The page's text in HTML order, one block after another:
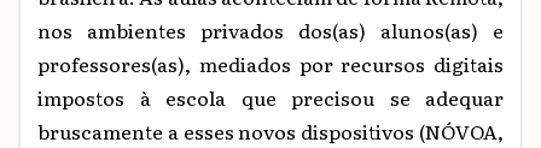
nos ambientes privados dos(as) alunos(as) e
professores(as), mediados por recursos digitais
impostos à escola que precisou se adequar
bruscamente a esses novos dispositivos (NÓVOA,